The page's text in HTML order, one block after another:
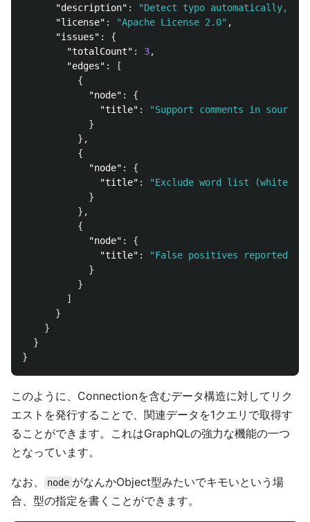
"description" :
"Detect typo automatically,
"license" : "Apache License 2.0" ,
"issues" :
{
"totalCount" : 3,
"edges" :
[
{
"node" :
{
"title" :
"Support comments in source
}
},
{
"node" :
{
"title" :
"Exclude word list (white
}
},
{
"node" :
{
"title" :
"False positives reported"
}
}
]
}
}
}
}
このように、Connectionを含むデータ構造に対してリク
エストを発行することで、関連データを1クエリで取得す
ることができます。これはGraphQLの強力な機能の一つ
となっています。
なお、 node がなんかObject型みたいでキモいという場
合、型の指定を書くことができます。